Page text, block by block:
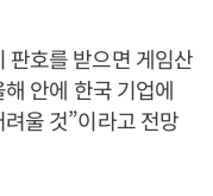
판호를 받으면 게임산
안에 한국 기업에
울 것”이라고 전망